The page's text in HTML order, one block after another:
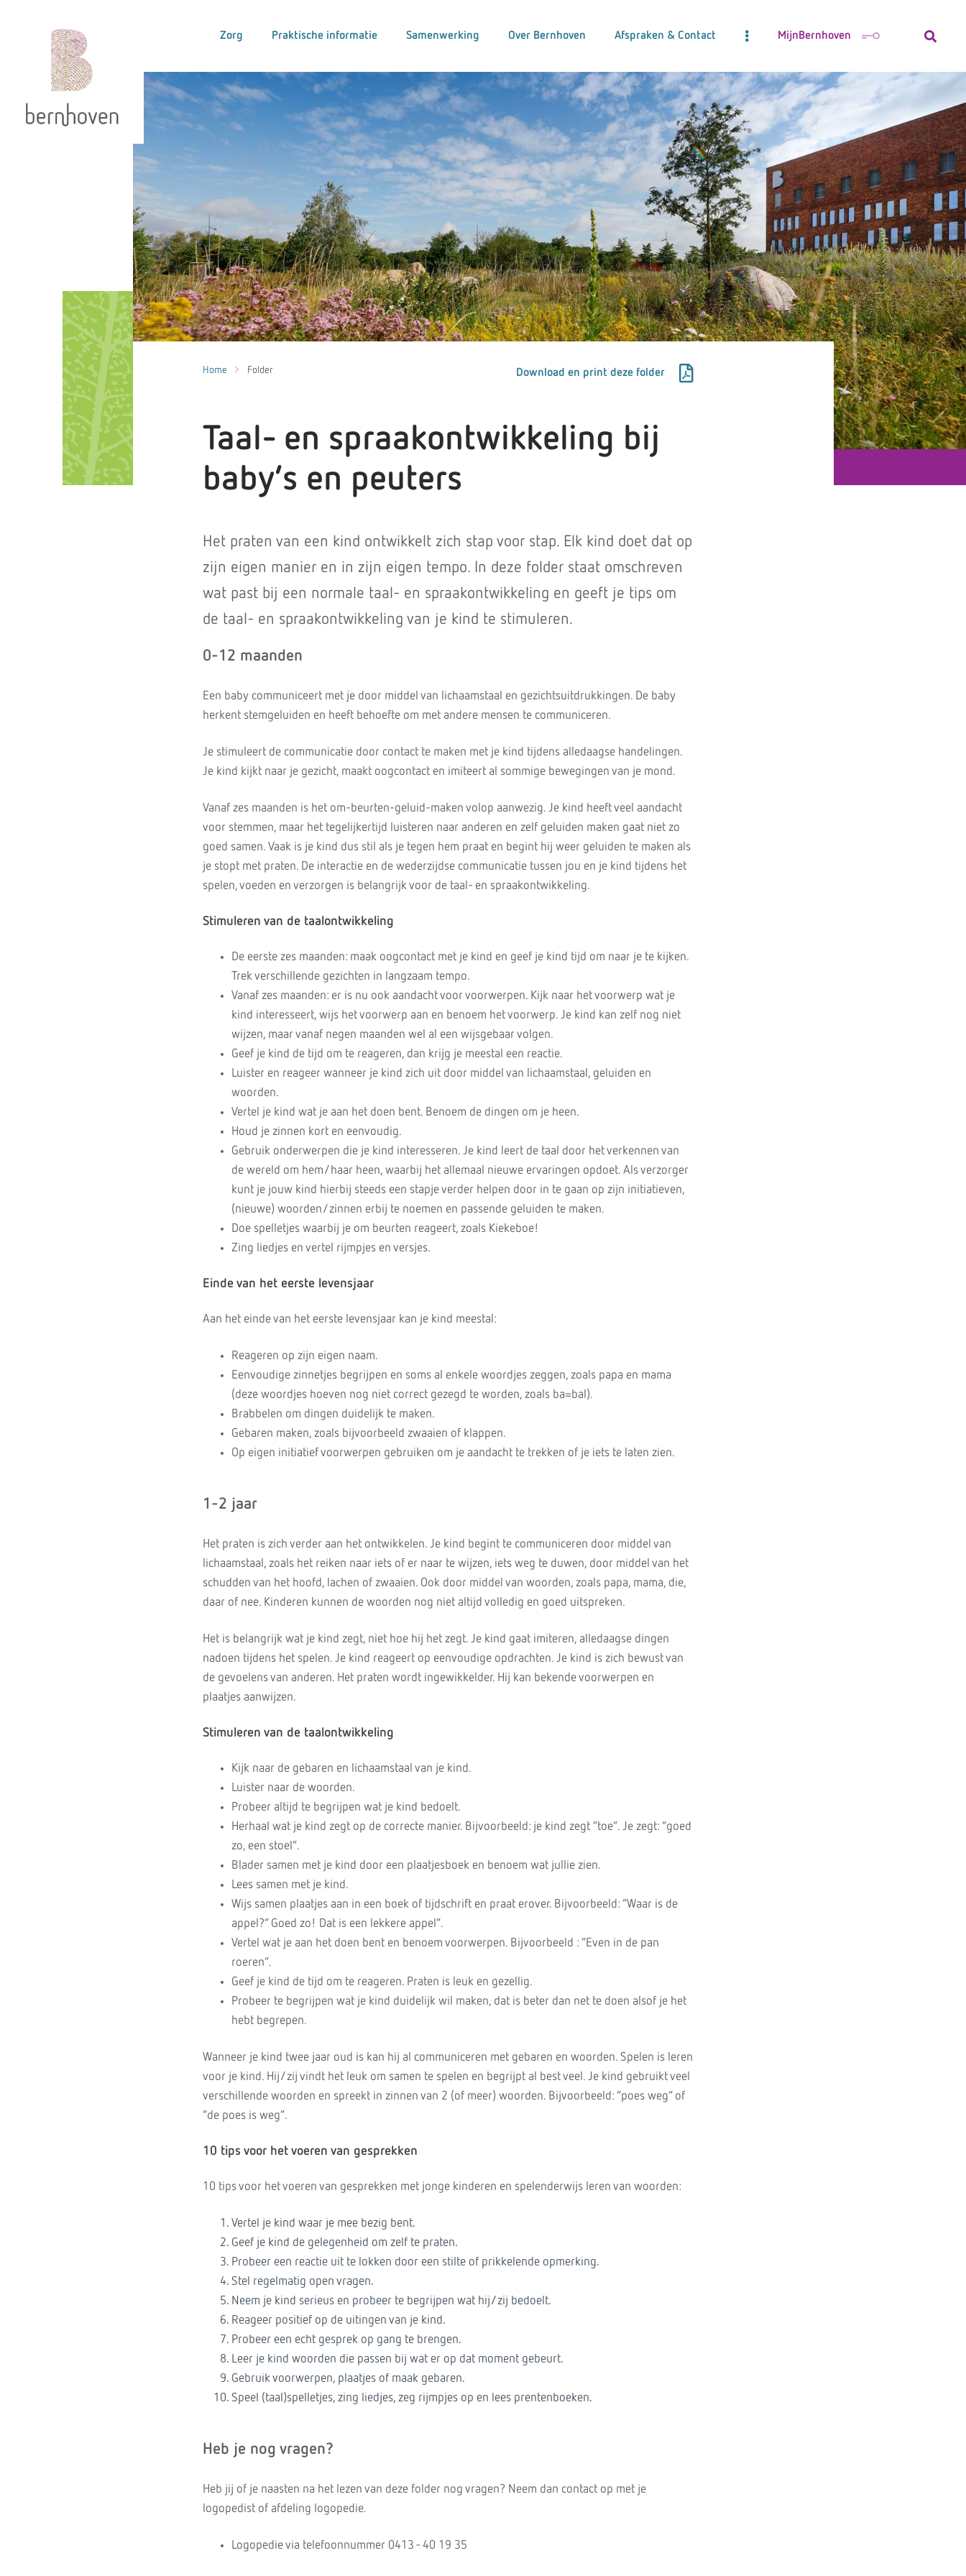
Zorg Praktische informatie Samenwerking Over Bernhoven Afspraken & Contact MijnBernhoven
Home Folder Download en print deze folder
Taal- en spraakontwikkeling bij
baby’s en peuters
Het praten van een kind ontwikkelt zich stap voor stap. Elk kind doet dat op
zijn eigen manier en in zijn eigen tempo. In deze folder staat omschreven
wat past bij een normale taal- en spraakontwikkeling en geeft je tips om
de taal- en spraakontwikkeling van je kind te stimuleren.
0-12 maanden
Een baby communiceert met je door middel van lichaamstaal en gezichtsuitdrukkingen. De baby
herkent stemgeluiden en heeft behoefte om met andere mensen te communiceren.
Je stimuleert de communicatie door contact te maken met je kind tijdens alledaagse handelingen.
Je kind kijkt naar je gezicht, maakt oogcontact en imiteert al sommige bewegingen van je mond.
Vanaf zes maanden is het om-beurten-geluid-maken volop aanwezig. Je kind heeft veel aandacht
voor stemmen, maar het tegelijkertijd luisteren naar anderen en zelf geluiden maken gaat niet zo
goed samen. Vaak is je kind dus stil als je tegen hem praat en begint hij weer geluiden te maken als
je stopt met praten. De interactie en de wederzijdse communicatie tussen jou en je kind tijdens het
spelen, voeden en verzorgen is belangrijk voor de taal- en spraakontwikkeling.
Stimuleren van de taalontwikkeling
De eerste zes maanden: maak oogcontact met je kind en geef je kind tijd om naar je te kijken.
Trek verschillende gezichten in langzaam tempo.
Vanaf zes maanden: er is nu ook aandacht voor voorwerpen. Kijk naar het voorwerp wat je
kind interesseert, wijs het voorwerp aan en benoem het voorwerp. Je kind kan zelf nog niet
wijzen, maar vanaf negen maanden wel al een wijsgebaar volgen.
Geef je kind de tijd om te reageren, dan krijg je meestal een reactie.
Luister en reageer wanneer je kind zich uit door middel van lichaamstaal, geluiden en
woorden.
Vertel je kind wat je aan het doen bent. Benoem de dingen om je heen.
Houd je zinnen kort en eenvoudig.
Gebruik onderwerpen die je kind interesseren. Je kind leert de taal door het verkennen van
de wereld om hem/haar heen, waarbij het allemaal nieuwe ervaringen opdoet. Als verzorger
kunt je jouw kind hierbij steeds een stapje verder helpen door in te gaan op zijn initiatieven,
(nieuwe) woorden/zinnen erbij te noemen en passende geluiden te maken.
Doe spelletjes waarbij je om beurten reageert, zoals Kiekeboe!
Zing liedjes en vertel rijmpjes en versjes.
Einde van het eerste levensjaar
Aan het einde van het eerste levensjaar kan je kind meestal:
Reageren op zijn eigen naam.
Eenvoudige zinnetjes begrijpen en soms al enkele woordjes zeggen, zoals papa en mama
(deze woordjes hoeven nog niet correct gezegd te worden, zoals ba=bal).
Brabbelen om dingen duidelijk te maken.
Gebaren maken, zoals bijvoorbeeld zwaaien of klappen.
Op eigen initiatief voorwerpen gebruiken om je aandacht te trekken of je iets te laten zien.
1-2 jaar
Het praten is zich verder aan het ontwikkelen. Je kind begint te communiceren door middel van
lichaamstaal, zoals het reiken naar iets of er naar te wijzen, iets weg te duwen, door middel van het
schudden van het hoofd, lachen of zwaaien. Ook door middel van woorden, zoals papa, mama, die,
daar of nee. Kinderen kunnen de woorden nog niet altijd volledig en goed uitspreken.
Het is belangrijk wat je kind zegt, niet hoe hij het zegt. Je kind gaat imiteren, alledaagse dingen
nadoen tijdens het spelen. Je kind reageert op eenvoudige opdrachten. Je kind is zich bewust van
de gevoelens van anderen. Het praten wordt ingewikkelder. Hij kan bekende voorwerpen en
plaatjes aanwijzen.
Stimuleren van de taalontwikkeling
Kijk naar de gebaren en lichaamstaal van je kind.
Luister naar de woorden.
Probeer altijd te begrijpen wat je kind bedoelt.
Herhaal wat je kind zegt op de correcte manier. Bijvoorbeeld: je kind zegt “toe”. Je zegt: “goed
zo, een stoel”.
Blader samen met je kind door een plaatjesboek en benoem wat jullie zien.
Lees samen met je kind.
Wijs samen plaatjes aan in een boek of tijdschrift en praat erover. Bijvoorbeeld: “Waar is de
appel?” Goed zo! Dat is een lekkere appel”.
Vertel wat je aan het doen bent en benoem voorwerpen. Bijvoorbeeld : “Even in de pan
roeren”.
Geef je kind de tijd om te reageren. Praten is leuk en gezellig.
Probeer te begrijpen wat je kind duidelijk wil maken, dat is beter dan net te doen alsof je het
hebt begrepen.
Wanneer je kind twee jaar oud is kan hij al communiceren met gebaren en woorden. Spelen is leren
voor je kind. Hij/zij vindt het leuk om samen te spelen en begrijpt al best veel. Je kind gebruikt veel
verschillende woorden en spreekt in zinnen van 2 (of meer) woorden. Bijvoorbeeld: “poes weg” of
“de poes is weg”.
10 tips voor het voeren van gesprekken
10 tips voor het voeren van gesprekken met jonge kinderen en spelenderwijs leren van woorden:
Vertel je kind waar je mee bezig bent.
Geef je kind de gelegenheid om zelf te praten.
Probeer een reactie uit te lokken door een stilte of prikkelende opmerking.
Stel regelmatig open vragen.
Neem je kind serieus en probeer te begrijpen wat hij/zij bedoelt.
Reageer positief op de uitingen van je kind.
Probeer een echt gesprek op gang te brengen.
Leer je kind woorden die passen bij wat er op dat moment gebeurt.
Gebruik voorwerpen, plaatjes of maak gebaren.
Speel (taal)spelletjes, zing liedjes, zeg rijmpjes op en lees prentenboeken.
Heb je nog vragen?
Heb jij of je naasten na het lezen van deze folder nog vragen? Neem dan contact op met je
logopedist of afdeling logopedie.
Logopedie via telefoonnummer 0413 - 40 19 35